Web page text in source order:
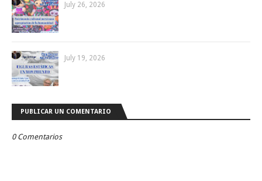
July 26, 2026
July 19, 2026
PUBLICAR UN COMENTARIO
0 Comentarios